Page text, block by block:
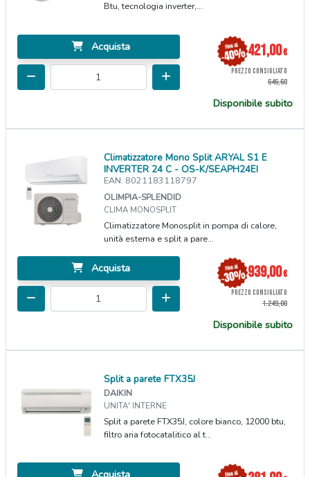
Btu, tecnologia inverter,...
Acquista 421,00€
PREZZO CONSIGLIATO
646,60
Disponibile subito
Climatizzatore Mono Split ARYAL S1 E
INVERTER 24 C - OS-K/SEAPH24EI
EAN: 8021183118797
OLIMPIA-SPLENDID
CLIMA MONOSPLIT
Climatizzatore Monosplit in pompa di calore,
unità esterna e split a pare...
Acquista 939,00€
PREZZO CONSIGLIATO
1.249,00
Disponibile subito
Split a parete FTX35J
DAIKIN
UNITA' INTERNE
Split a parete FTX35J, colore bianco, 12000 btu,
filtro aria fotocatalitico al t...